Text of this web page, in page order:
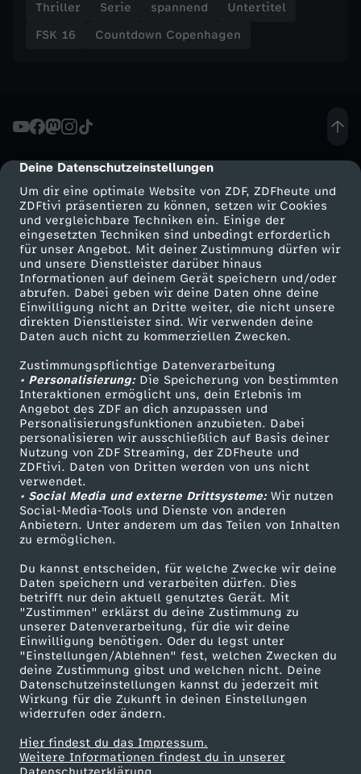
cmp-dialog-description
Deine Datenschutzeinstellungen
Um dir eine optimale Website von ZDF, ZDFheute und
ZDFtivi präsentieren zu können, setzen wir Cookies
und vergleichbare Techniken ein. Einige der
eingesetzten Techniken sind unbedingt erforderlich
für unser Angebot. Mit deiner Zustimmung dürfen wir
und unsere Dienstleister darüber hinaus
Informationen auf deinem Gerät speichern und/oder
abrufen. Dabei geben wir deine Daten ohne deine
Einwilligung nicht an Dritte weiter, die nicht unsere
direkten Dienstleister sind. Wir verwenden deine
Daten auch nicht zu kommerziellen Zwecken.
Zustimmungspflichtige Datenverarbeitung
• Personalisierung:Die Speicherung von bestimmten
Interaktionen ermöglicht uns, dein Erlebnis im
Angebot des ZDF an dich anzupassen und
Personalisierungsfunktionen anzubieten. Dabei
personalisieren wir ausschließlich auf Basis deiner
Nutzung von ZDF Streaming, der ZDFheute und
ZDFtivi. Daten von Dritten werden von uns nicht
verwendet.
• Social Media und externe Drittsysteme:Wir nutzen
Social-Media-Tools und Dienste von anderen
Anbietern. Unter anderem um das Teilen von Inhalten
zu ermöglichen.
Du kannst entscheiden, für welche Zwecke wir deine
Daten speichern und verarbeiten dürfen. Dies
betrifft nur dein aktuell genutztes Gerät. Mit
"Zustimmen" erklärst du deine Zustimmung zu
unserer Datenverarbeitung, für die wir deine
Einwilligung benötigen. Oder du legst unter
"Einstellungen/Ablehnen" fest, welchen Zwecken du
deine Zustimmung gibst und welchen nicht. Deine
Datenschutzeinstellungen kannst du jederzeit mit
Wirkung für die Zukunft in deinen Einstellungen
widerrufen oder ändern.
Hier findest du das Impressum.
Weitere Informationen findest du in unserer
Thriller Serie spannend
Untertitel
FSK 16
Countdown Copenhagen
Mehr ZDF
ZDF-Apps
Smart TV
ZDFtext
Livestreams
Sendungen A-Z
TV-Programm
Service
ZDFmitreden
Kontakt zum ZDF
Tickets
Zuschauerservice
Hilfe
ZDF Unternehmen
Karriere
ZDF goes Schule
Werbefernsehen
Mainzelmännchen
Partner